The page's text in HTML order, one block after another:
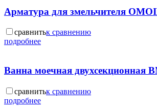
Арматура для змельчителя
сравнитьк сравнению
подробнее
Ванна моечная двухсекционная
сравнитьк сравнению
подробнее